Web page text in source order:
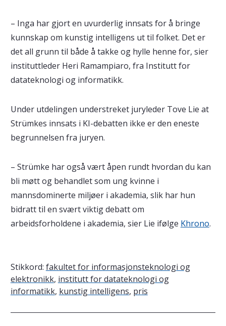
– Inga har gjort en uvurderlig innsats for å bringe
kunnskap om kunstig intelligens ut til folket. Det er
det all grunn til både å takke og hylle henne for, sier
instituttleder Heri Ramampiaro, fra Institutt for
datateknologi og informatikk.
Under utdelingen understreket juryleder Tove Lie at
Strümkes innsats i KI-debatten ikke er den eneste
begrunnelsen fra juryen.
– Strümke har også vært åpen rundt hvordan du kan
bli møtt og behandlet som ung kvinne i
mannsdominerte miljøer i akademia, slik har hun
bidratt til en svært viktig debatt om
arbeidsforholdene i akademia, sier Lie ifølge Khrono.
Stikkord: fakultet for informasjonsteknologi og
elektronikk, institutt for datateknologi og
informatikk, kunstig intelligens, pris